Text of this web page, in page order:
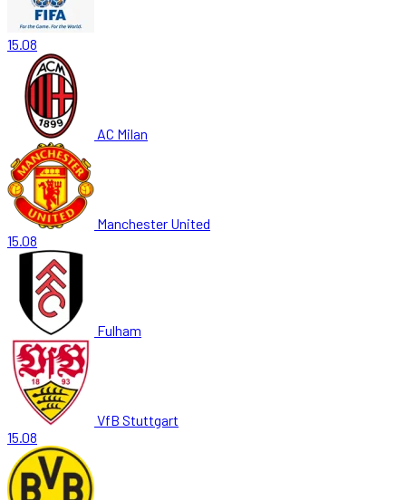
15.08
AC Milan
Manchester United
15.08
Fulham
VfB Stuttgart
15.08